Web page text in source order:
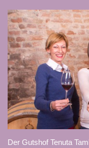
Der Gutshof Tenuta